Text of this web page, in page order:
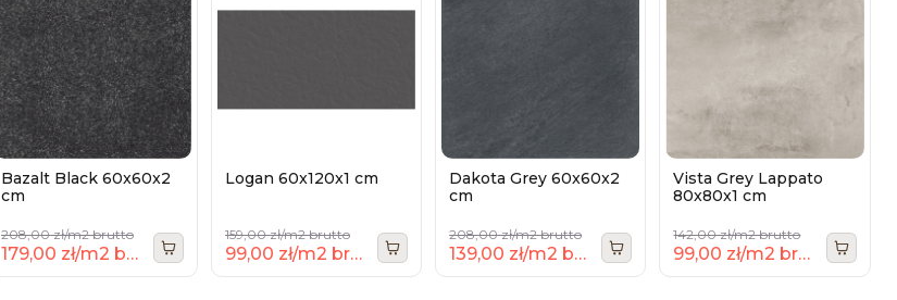
Bazalt Black 60x60x2
cm
179,00 zł/m2 brutto
208,00 zł/m2 brutto
Logan 60x120x1 cm
99,00 zł/m2 brutto
159,00 zł/m2 brutto
Dakota Grey 60x60x2
cm
139,00 zł/m2 brutto
208,00 zł/m2 brutto
Vista Grey Lappato
80x80x1 cm
99,00 zł/m2 brutto
142,00 zł/m2 brutto